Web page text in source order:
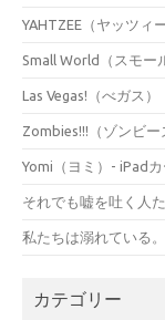
YAHTZEE（ヤッツィー
Small World（スモー
Las Vegas!（べガス）
Zombies!!!（ゾンビー
Yomi（ヨミ）- iPad
それでも嘘を吐く人
私たちは溺れている。
カテゴリー